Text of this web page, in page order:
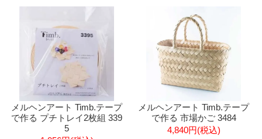
メルヘンアート Timb.テープ
で作る プチトレイ2枚組 339
5
メルヘンアート Timb.テープ
で作る 市場かご 3484
4,840円(税込)